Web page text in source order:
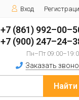
Вход
+7 (861)
+7 (900)
Пн–Пт
Заказать
Найти